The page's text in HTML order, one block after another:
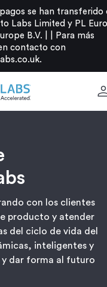
se han transferido
Labs Limited y PL Euro
B.V. |
Para más
contacto con
.
con los clientes
producto y atender
del ciclo de vida del
inteligentes y
y dar forma al futuro